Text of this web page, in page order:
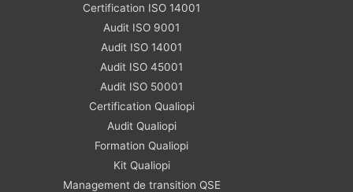
Certification ISO 14001
Audit ISO 9001
Audit ISO 14001
Audit ISO 45001
Audit ISO 50001
Certification Qualiopi
Audit Qualiopi
Formation Qualiopi
Kit Qualiopi
Management de transition QSE